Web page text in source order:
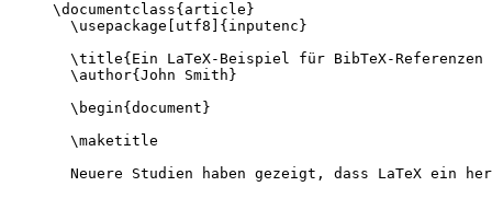
\documentclass{ article }
\usepackage
utf8 ]{ inputenc }
\title{Ein LaTeX-Beispiel für BibTeX-
\author{John Smith}
\begin{ document }
\maketitle
Neuere Studien haben gezeigt, dass LaTeX ein